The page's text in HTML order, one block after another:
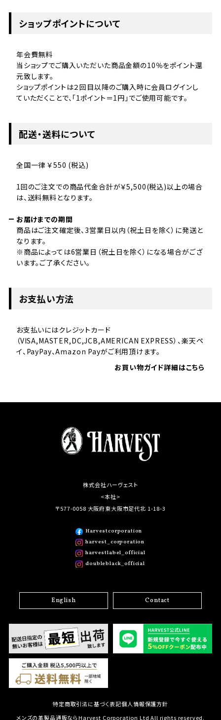
ショップポイントについて
年会費無料
当ショップでご購入いただいた商品金額の10％をポイント還
元致します。
ショップポイントは２回目以降のご購入時に会員ログインし
ていただくことで、「1ポイント＝1円」でご使用可能です。
配送・送料について
全国一律 ￥550 (税込)
1回のご注文での商品代金合計が￥5,500(税込)以上の場合
は、送料無料となります。
お届けまでの期間
商品はご注文確定後、3営業日以内（祝土日を除く）に発送と
なります。
※商品によっては6営業日（祝土日を除く）になる場合がござ
います。ご了承ください。
お支払い方法
お支払いにはクレジットカード
（VISA,MASTER,DC,JCB,AMERICAN EXPRESS）、楽天ペ
イ、PayPay、Amazon Payがご利用頂けます。
お買い物ガイド詳細はこちら
株式会社ハーヴェスト
<本社>
〒577-0058 大阪府東大阪市足代北 1-18-3
Harvestcorporation
harvest_corporation
harvestlabel_official
doubleblack_official
English Contact
特定商取引法に基づく表記個人情報保護方針
メンズの革製品通販ならHarvest Corporation Ltd All rights reserved.